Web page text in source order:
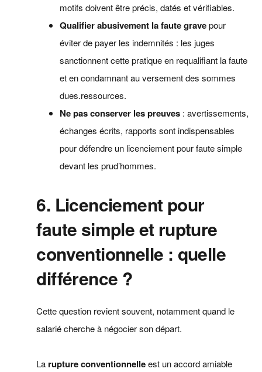
motifs doivent être précis, datés et vérifiables.
Qualifier abusivement la faute gravepour
éviter de payer les indemnités : les juges
sanctionnent cette pratique en requalifiant la faute
et en condamnant au versement des sommes
dues.ressources.
Ne pas conserver les preuves : avertissements,
échanges écrits, rapports sont indispensables
pour défendre un licenciement pour faute simple
devant les prud’hommes.
6. Licenciement pour
faute simple et rupture
conventionnelle : quelle
différence ?
Cette question revient souvent, notamment quand le
salarié cherche à négocier son départ.
La rupture conventionnelleest un accord amiable